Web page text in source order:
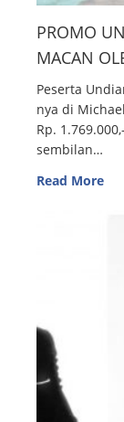
PROMO
MACAN
Peserta
nya di
Rp.
sembilan…
Read More